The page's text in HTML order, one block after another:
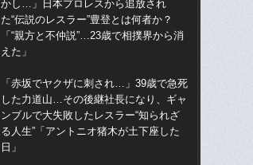
かし…」日本プロレスから追放され
た“伝説のレスラー”豊登とは何者か？
「“親方と不仲説”…23歳で相撲界から消
えた」
「赤坂でヤクザに刺され…」39歳で急死
した力道山…その後継社長になり、ギャ
ンブルで大失敗したレスラー“知られざ
る人生”「アントニオ猪木が土下座した
日」